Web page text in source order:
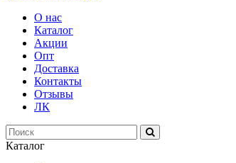
О нас
Каталог
Акции
Опт
Доставка
Контакты
Отзывы
ЛК
Каталог